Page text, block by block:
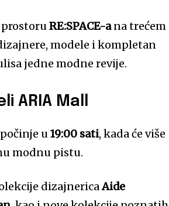
prostoruRE:SPACE-ana trećem
modele i kompletan
jedne modne revije.
ARIA Mall
u19:00 sati, kada će više
modnu pistu.
dizajnericaAide